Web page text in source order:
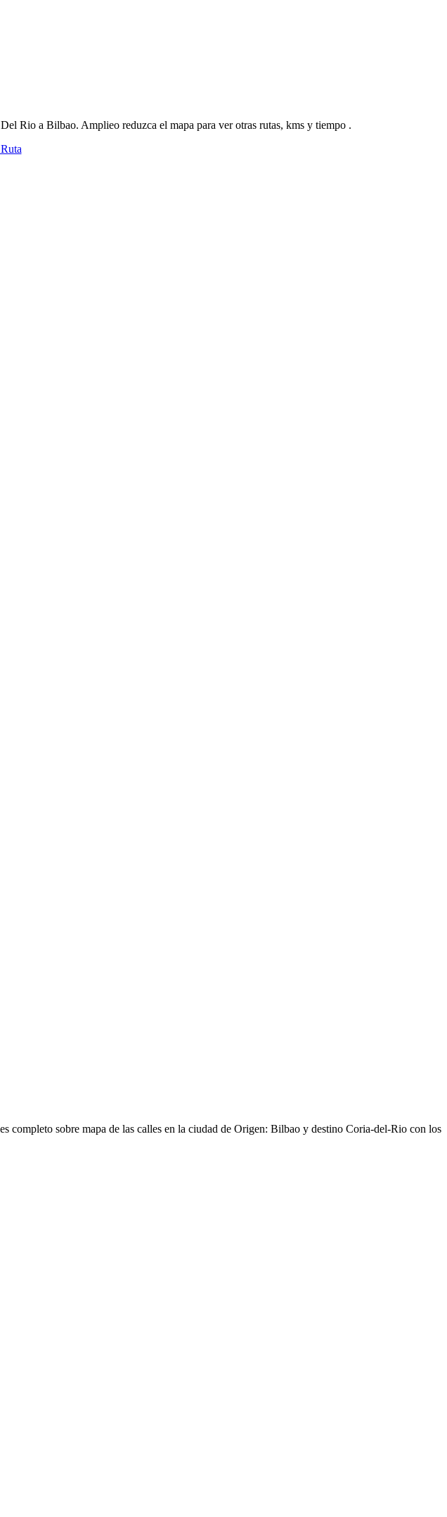
Rio a Bilbao. Amplieo reduzca el mapa para ver otras rutas, kms y tiempo .
sobre mapa de las calles en la ciudad de Origen: Bilbao y destino Coria-del-Rio con los